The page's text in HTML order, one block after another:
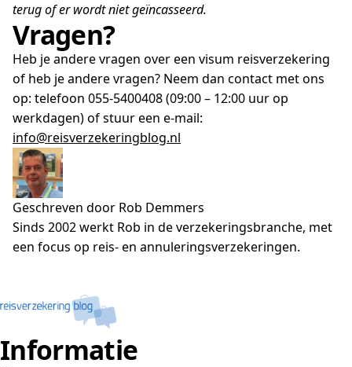
terug of er wordt niet geïncasseerd.
Vragen?
Heb je andere vragen over een visum reisverzekering
of heb je andere vragen? Neem dan contact met ons
op: telefoon 055-5400408 (09:00 – 12:00 uur op
werkdagen) of stuur een e-mail:
info@reisverzekeringblog.nl
Geschreven door Rob Demmers
Sinds 2002 werkt Rob in de verzekeringsbranche, met
een focus op reis- en annuleringsverzekeringen.
Informatie